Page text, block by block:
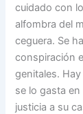
cuidado con
alfombra del
ceguera. Se
conspiración
genitales.
se lo gasta
justicia a su